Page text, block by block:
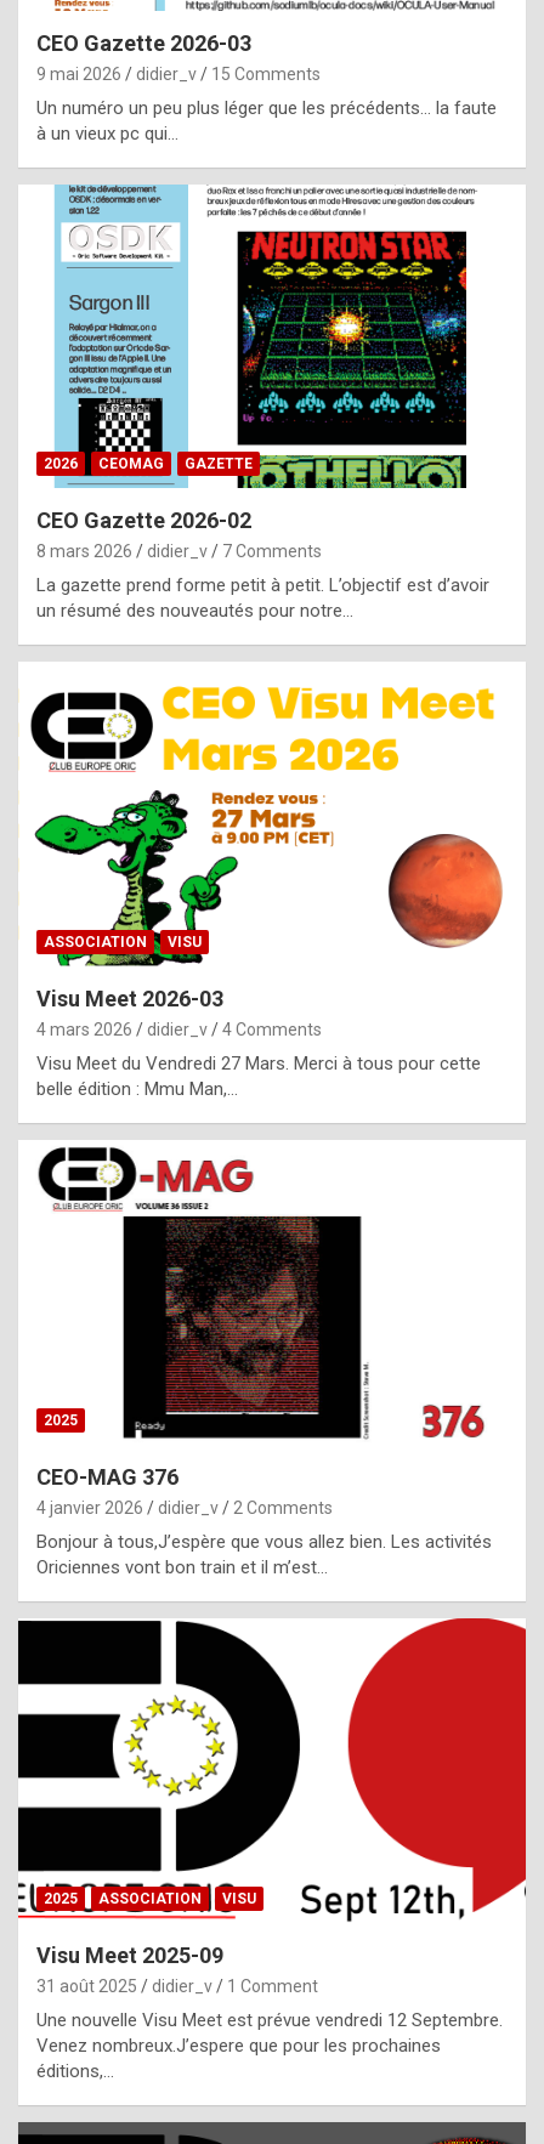
i
e
f
o
m
m
a
y
b
e
b
y
g
e
n
u
i
n
e
R
o
p
l
c
h
i
s
t
o
r
p
e
c
i
l
,
g
h
t
f
CEO Gazette 2026-03
9 mai 2026 didier_v 15 Comments
Un numéro un peu plus léger que les précédents… la faute
à un vieux pc qui…
2026 CEOMAG GAZETTE
CEO Gazette 2026-02
8 mars 2026 didier_v 7 Comments
La gazette prend forme petit à petit. L’objectif est d’avoir
un résumé des nouveautés pour notre…
ASSOCIATION VISU
Visu Meet 2026-03
4 mars 2026 didier_v 4 Comments
Visu Meet du Vendredi 27 Mars. Merci à tous pour cette
belle édition : Mmu Man,…
2025
CEO-MAG 376
4 janvier 2026 didier_v 2 Comments
Bonjour à tous,J’espère que vous allez bien. Les activités
Oriciennes vont bon train et il m’est…
2025 ASSOCIATION VISU
Visu Meet 2025-09
31 août 2025 didier_v 1 Comment
Une nouvelle Visu Meet est prévue vendredi 12 Septembre.
Venez nombreux.J’espere que pour les prochaines
éditions,…